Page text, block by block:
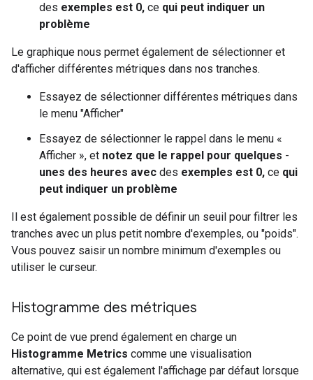
des exemples est 0, ce qui peut indiquer un
problème
Le graphique nous permet également de sélectionner et
d'afficher différentes métriques dans nos tranches.
Essayez de sélectionner différentes métriques dans
le menu "Afficher"
Essayez de sélectionner le rappel dans le menu «
Afficher », et notez que le rappel pour quelques -
unes des heures avec des exemples est 0, ce qui
peut indiquer un problème
Il est également possible de définir un seuil pour filtrer les
tranches avec un plus petit nombre d'exemples, ou "poids".
Vous pouvez saisir un nombre minimum d'exemples ou
utiliser le curseur.
Histogramme des métriques
Ce point de vue prend également en charge un
Histogramme Metrics comme une visualisation
alternative, qui est également l'affichage par défaut lorsque